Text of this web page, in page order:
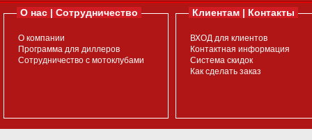
О нас | Сотрудничество
О компании
Программа для диллеров
Сотрудничество с мотоклубами
Клиентам | Контакты
ВХОД для клиентов
Контактная информация
Система скидок
Как сделать заказ